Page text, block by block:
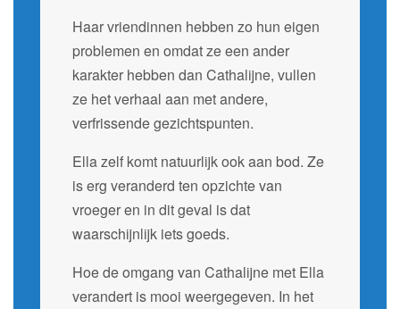
Haar vriendinnen hebben zo hun eigen
problemen en omdat ze een ander
karakter hebben dan Cathalijne, vullen
ze het verhaal aan met andere,
verfrissende gezichtspunten.
Ella zelf komt natuurlijk ook aan bod. Ze
is erg veranderd ten opzichte van
vroeger en in dit geval is dat
waarschijnlijk iets goeds.
Hoe de omgang van Cathalijne met Ella
verandert is mooi weergegeven. In het